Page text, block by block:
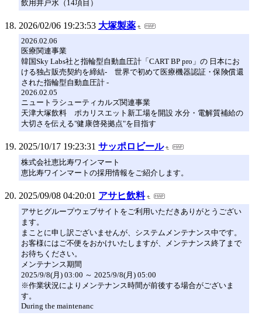
飲用井戸水（14項目）
2026/02/06 19:23:53 大塚製薬
2026.02.06
医療関連事業
韓国Sky Labs社と指輪型自動血圧計「CART BP pro」の 日本にお
ける独占販売契約を締結‐ 世界で初めて医療機器認証・保険償還
された指輪型自動血圧計 ‐
2026.02.05
ニュートラシューティカルズ関連事業
天津大塚飲料 ポカリスエット新工場を開設 水分・電解質補給の
大切さを伝える"健康啓発拠点"を目指す
2025/10/17 19:23:31 サッポロビール
株式会社恵比寿ワインマート
恵比寿ワインマートの採用情報をご紹介します。
2025/09/08 04:20:01 アサヒ飲料
アサヒグループウェブサイトをご利用いただきありがとうござい
ます。
まことに申し訳ございませんが、システムメンテナンス中です。
お客様にはご不便をおかけいたしますが、メンテナンス終了まで
お待ちください。
メンテナンス期間
2025/9/8(月) 03:00 ～ 2025/9/8(月) 05:00
※作業状況によりメンテナンス時間が前後する場合がございま
す。
During the maintenanc